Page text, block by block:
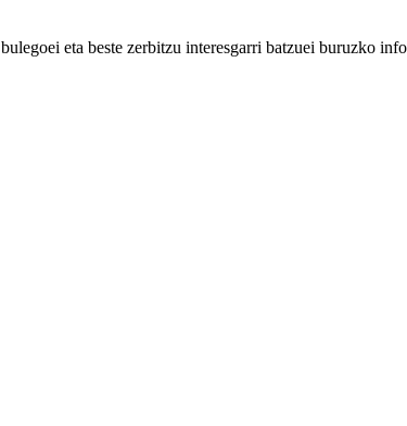
eta beste zerbitzu interesgarri batzuei buruzko